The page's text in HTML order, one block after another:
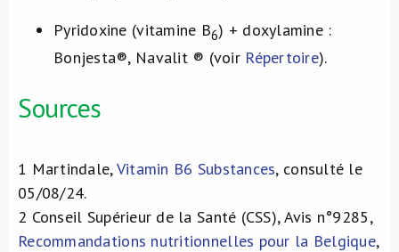
Pyridoxine (vitamine B6) + doxylamine :
Bonjesta®, Navalit ® (voir Répertoire).
Sources
1 Martindale,Vitamin B6 Substances, consulté le
05/08/24.
2 Conseil Supérieur de la Santé (CSS), Avis n°9285,
Recommandations nutritionnelles pour la Belgique,